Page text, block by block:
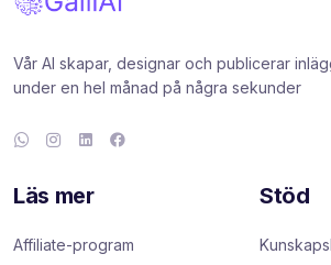
Vår AI skapar, designar och publicerar
under en hel månad på några sekunder
Läs mer
Affiliate-program
Stöd